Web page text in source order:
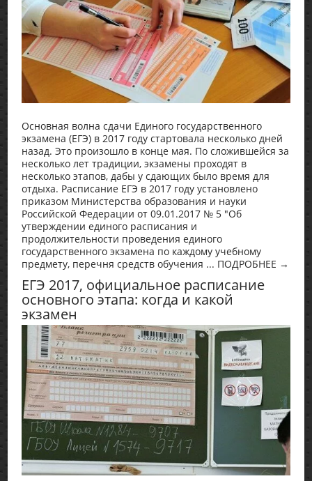
Основная волна сдачи Единого государственного
экзамена (ЕГЭ) в 2017 году стартовала несколько дней
назад. Это произошло в конце мая. По сложившейся за
несколько лет традиции, экзамены проходят в
несколько этапов, дабы у сдающих было время для
отдыха. Расписание ЕГЭ в 2017 году установлено
приказом Министерства образования и науки
Российской Федерации от 09.01.2017 № 5 "Об
утверждении единого расписания и
продолжительности проведения единого
государственного экзамена по каждому учебному
предмету, перечня средств обучения ... ПОДРОБНЕЕ →
ЕГЭ 2017, официальное расписание
основного этапа: когда и какой
экзамен